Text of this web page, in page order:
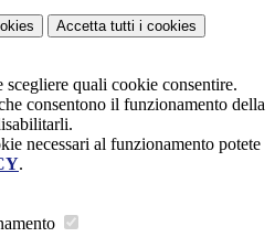
Accetta tutti i cookies
scegliere quali cookie consentire.
consentono il funzionamento della
necessari al funzionamento potete
.